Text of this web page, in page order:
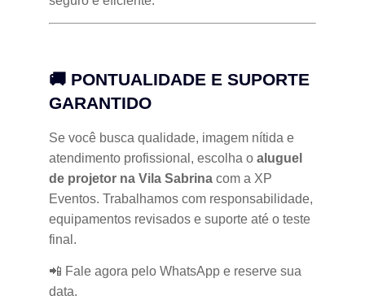
🚚 PONTUALIDADE E SUPORTE
GARANTIDO
Se você busca qualidade, imagem nítida e
atendimento profissional, escolha o aluguel
de projetor na Vila Sabrina com a XP
Eventos. Trabalhamos com responsabilidade,
equipamentos revisados e suporte até o teste
final.
📲 Fale agora pelo WhatsApp e reserve sua
data.